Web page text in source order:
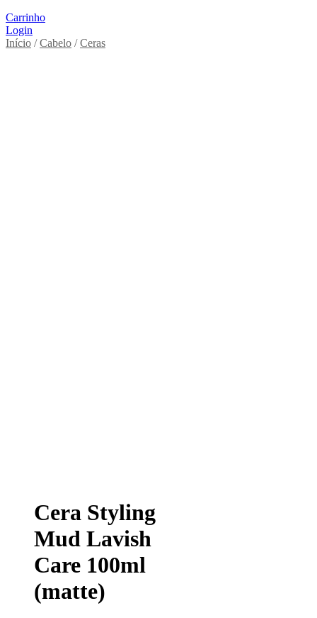
Carrinho
Login
Início /Cabelo /Ceras
Cera Styling
Mud Lavish
Care 100ml
(matte)